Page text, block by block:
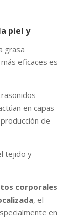
piel y
grasa
eficaces es
en capas
de
tejido y
corporales
, el
en